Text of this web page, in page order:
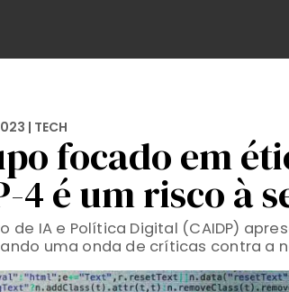
| TECH
focado em
4 é um risco à
de IA e Política Digital (CAIDP)
uma onda de críticas contra a